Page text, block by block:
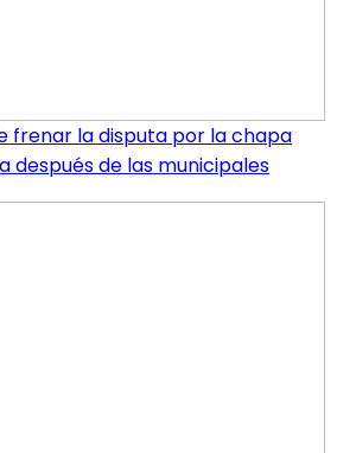
frenar la disputa por la chapa
después de las municipales